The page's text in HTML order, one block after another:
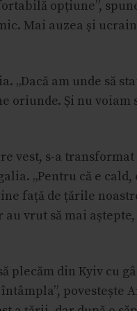
opțiune”,
Mai auzea și
„Dacă am unde să
oriunde. Și nu voiam
vest, s-a
„Pentru că e cald,
față de țările
vrut să mai aștepte,
plecăm din Kyiv cu
povestește